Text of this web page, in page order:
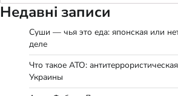
Недавні записи
Суши — чья это еда: японская или
деле
Что такое АТО:
Украины